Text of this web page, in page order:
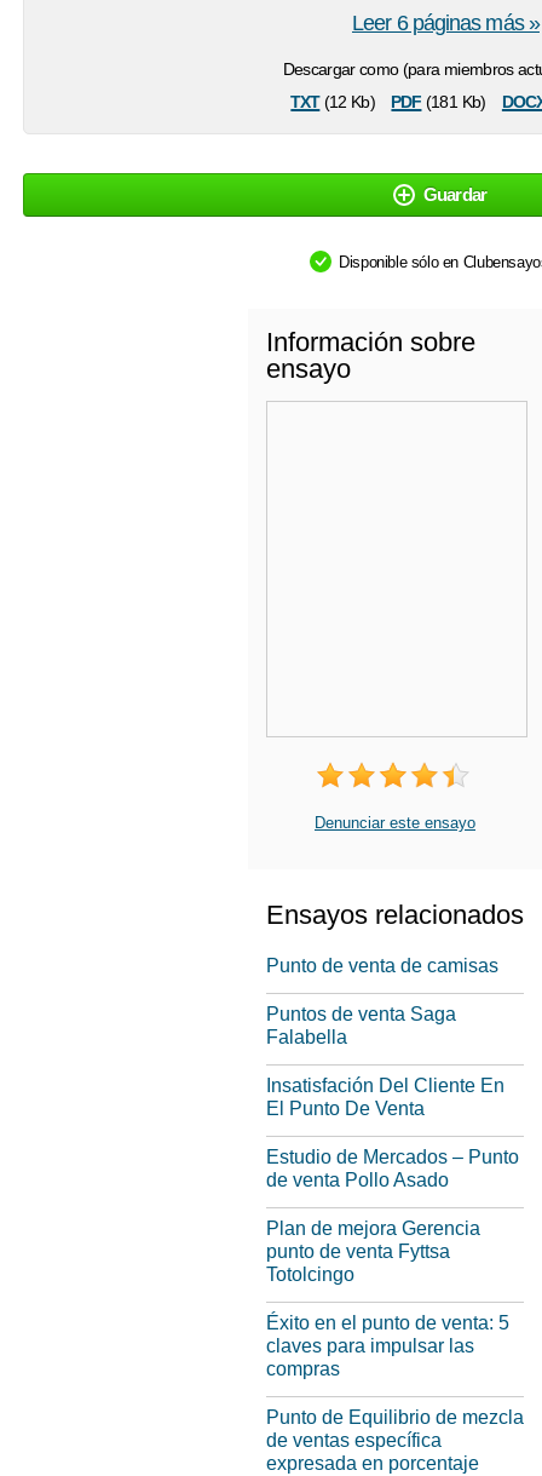
Descargar como (para miembros
txt(12 Kb) pdf (181 Kb)
Leer 6 páginas más »
Guardar
Disponible sólo en
Información sobre
ensayo
Denunciar este ensayo
Ensayos relacionados
Punto de venta de camisas
Puntos de venta Saga
Falabella
Insatisfación Del Cliente En
El Punto De Venta
Estudio de Mercados – Punto
de venta Pollo Asado
Plan de mejora Gerencia
punto de venta Fyttsa
Totolcingo
Éxito en el punto de venta: 5
claves para impulsar las
compras
Punto de Equilibrio de mezcla
de ventas específica
expresada en porcentaje